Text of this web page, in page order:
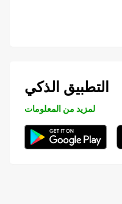
التطبيق الذكي
لمزيد من المعلومات